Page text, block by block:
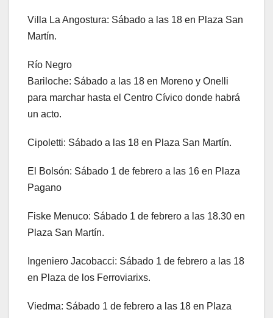
Villa La Angostura: Sábado a las 18 en Plaza San
Martín.
Río Negro
Bariloche: Sábado a las 18 en Moreno y Onelli
para marchar hasta el Centro Cívico donde habrá
un acto.
Cipoletti: Sábado a las 18 en Plaza San Martín.
El Bolsón: Sábado 1 de febrero a las 16 en Plaza
Pagano
Fiske Menuco: Sábado 1 de febrero a las 18.30 en
Plaza San Martín.
Ingeniero Jacobacci: Sábado 1 de febrero a las 18
en Plaza de los Ferroviarixs.
Viedma: Sábado 1 de febrero a las 18 en Plaza